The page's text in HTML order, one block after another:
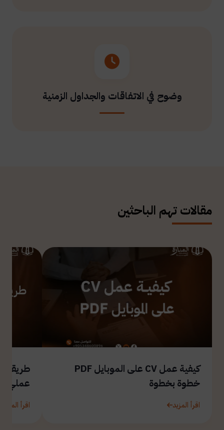
وضوح في الاتفاقات والجداول الزمنية
مقالات تهم الباحثين
كيفية عمل CV على الموبايل PDF
خطوة بخطوة
اقرأ المزيد
طريقة
عملي
اقرأ المزيد